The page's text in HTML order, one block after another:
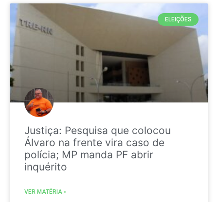
ELEIÇÕES
Justiça: Pesquisa que colocou
Álvaro na frente vira caso de
polícia; MP manda PF abrir
inquérito
VER MATÉRIA »